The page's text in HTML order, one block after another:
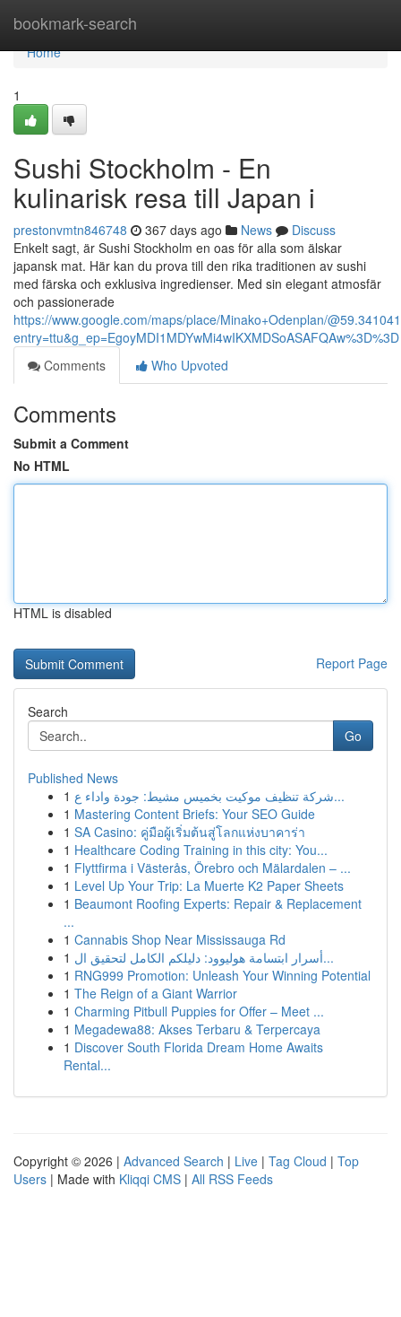
bookmark-search
Home
Home
1
Sushi Stockholm - En
kulinarisk resa till Japan i
prestonvmtn846748 367 days ago News
Discuss
Enkelt sagt, är Sushi Stockholm en oas för alla som älskar
japansk mat. Här kan du prova till den rika traditionen av sushi
med färska och exklusiva ingredienser. Med sin elegant atmosfär
och passionerade
https://www.google.com/maps/place/Minako+Odenplan/
entry=ttu&g_ep=EgoyMDI1MDYwMi4wIKXMDSoASAFQAw%3D%3D
Comments
Who Upvoted
Comments
Submit a Comment
No HTML
HTML is disabled
Report Page
Search
Go
Published News
1
شركة تنظيف موكيت بخميس مشيط: جودة واداء ع...
1 Mastering Content Briefs: Your SEO Guide
1 SA Casino: คู่มือผู้เริ่มต้นสู่โลกแห่งบาคาร่า
1 Healthcare Coding Training in this city: You...
1 Flyttfirma i Västerås, Örebro och Mälardalen – ...
1 Level Up Your Trip: La Muerte K2 Paper Sheets
1 Beaumont Roofing Experts: Repair & Replacement
...
1 Cannabis Shop Near Mississauga Rd
1
أسرار ابتسامة هوليوود: دليلكم الكامل لتحقيق ال...
1 RNG999 Promotion: Unleash Your Winning Potential
1 The Reign of a Giant Warrior
1 Charming Pitbull Puppies for Offer – Meet ...
1 Megadewa88: Akses Terbaru & Terpercaya
1 Discover South Florida Dream Home Awaits
Rental...
Copyright © 2026 | Advanced Search | Live | Tag Cloud | Top
Users | Made with Kliqqi CMS | All RSS Feeds